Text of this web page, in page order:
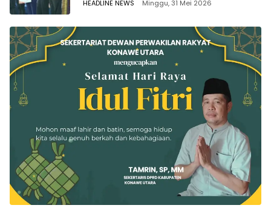
HEADLINE NEWS Minggu, 31 Mei 2026